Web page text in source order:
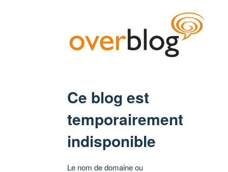
Ce blog est
temporairement
indisponible
Le nom de domaine ou